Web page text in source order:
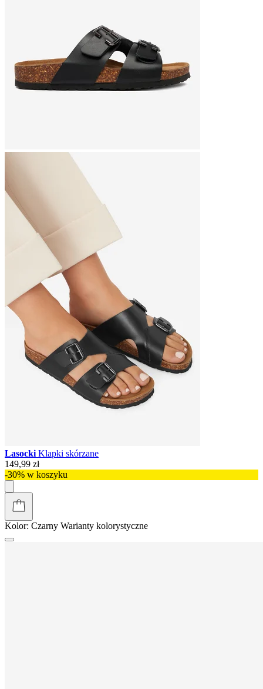
Lasocki Klapki skórzane
149,99 zł
-30% w koszyku
Kolor: Czarny Warianty kolorystyczne